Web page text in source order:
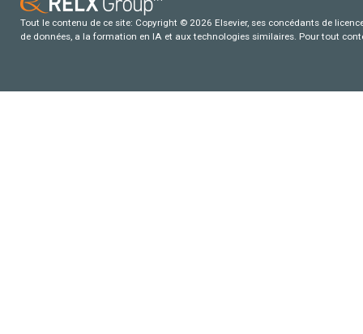
Tout le contenu de ce site: Copyright © 2026 Elsevier, ses concédants de
de données, a la formation en IA et aux technologies similaires. Pour tout